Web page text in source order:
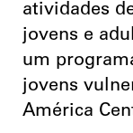
atividades
jovens e
um
jovens
América